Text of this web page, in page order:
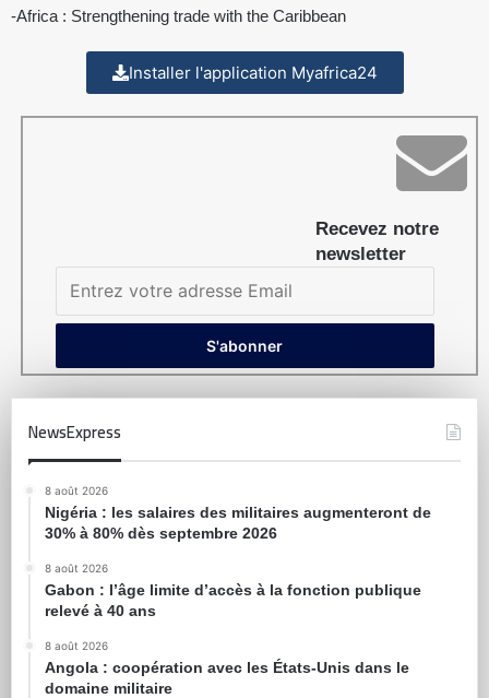
-Africa : Strengthening trade with the Caribbean
Installer l'application Myafrica24
Recevez notre
newsletter
NewsExpress
8 août 2026
Nigéria : les salaires des militaires augmenteront de
30% à 80% dès septembre 2026
8 août 2026
Gabon : l’âge limite d’accès à la fonction publique
relevé à 40 ans
8 août 2026
Angola : coopération avec les États-Unis dans le
domaine militaire